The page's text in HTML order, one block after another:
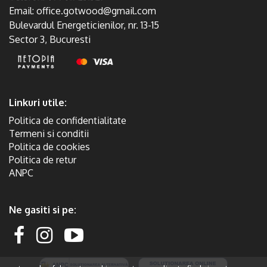
Email: office.gotwood@gmail.com
Bulevardul Energeticienilor, nr. 13-15
Sector 3, Bucuresti
Linkuri utile:
Politica de confidentialitate
Termeni si conditii
Politica de cookies
Politica de retur
ANPC
Ne gasiti si pe: